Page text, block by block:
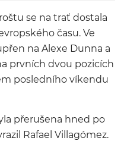
se na trať dostala
času. Ve
na Alexe Dunna a
prvních dvou pozicích
posledního víkendu
přerušena hned po
Rafael Villagómez.